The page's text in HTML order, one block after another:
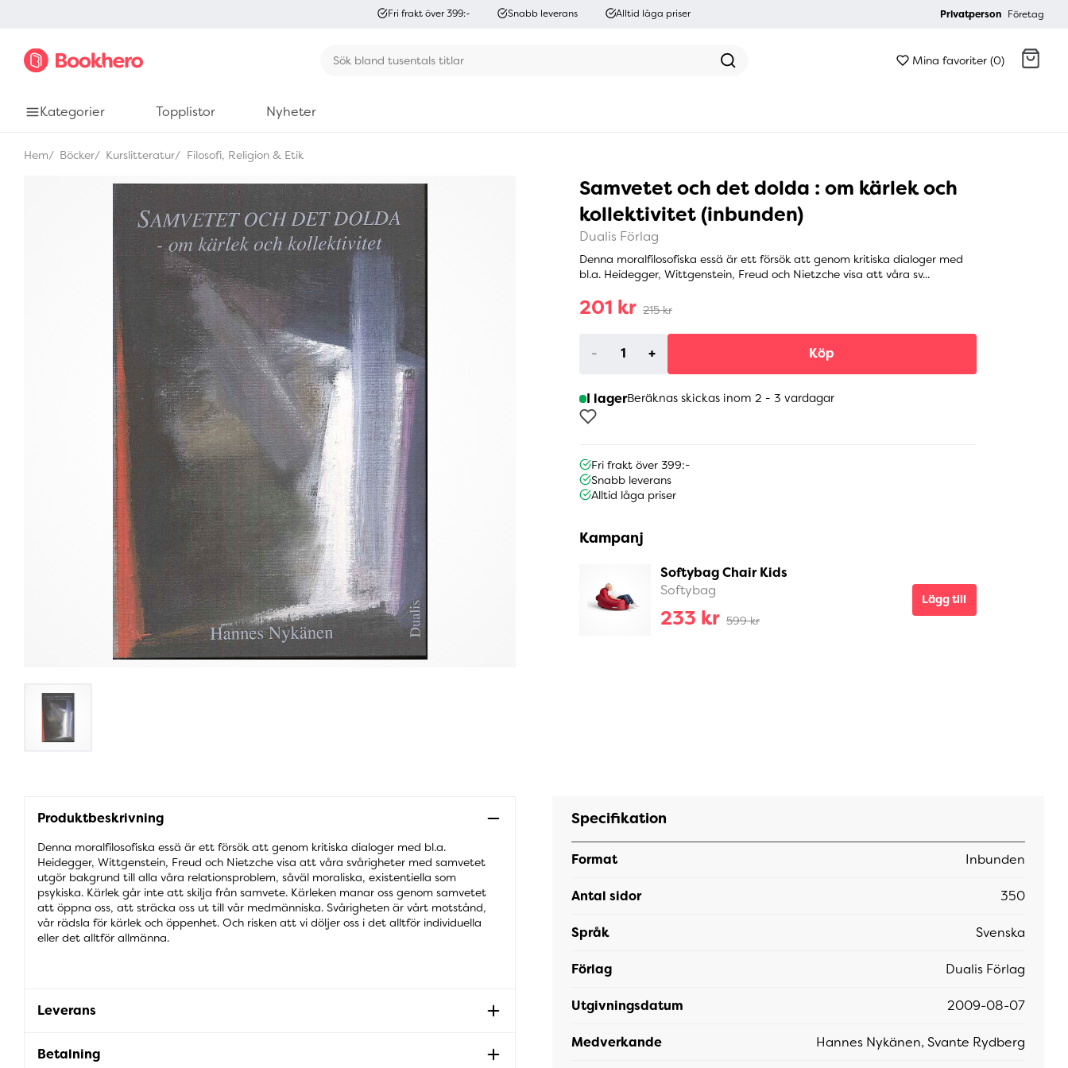
Fri frakt över 399:- Snabb leverans Alltid låga priser Privatperson Företag
Mina favoriter (0)
Kategorier Topplistor Nyheter
Hem Böcker Kurslitteratur Filosofi, Religion & Etik
Samvetet och det dolda : om kärlek och
kollektivitet (inbunden)
Dualis Förlag
Denna moralfilosofiska essä är ett försök att genom kritiska dialoger med
bl.a. Heidegger, Wittgenstein, Freud och Nietzche visa att våra sv...
201 kr 215 kr
- + Köp
I lagerBeräknas skickas inom 2 - 3 vardagar
Fri frakt över 399:-
Snabb leverans
Alltid låga priser
Kampanj
Softybag Chair Kids
Softybag
233 kr 599 kr
Lägg till
Produktbeskrivning
Denna moralfilosofiska essä är ett försök att genom kritiska dialoger med bl.a.
Heidegger, Wittgenstein, Freud och Nietzche visa att våra svårigheter med samvetet
utgör bakgrund till alla våra relationsproblem, såväl moraliska, existentiella som
psykiska. Kärlek går inte att skilja från samvete. Kärleken manar oss genom samvetet
att öppna oss, att sträcka oss ut till vår medmänniska. Svårigheten är vårt motstånd,
vår rädsla för kärlek och öppenhet. Och risken att vi döljer oss i det alltför individuella
eller det alltför allmänna.
Leverans
Betalning
Specifikation
Format Inbunden
Antal sidor 350
Språk Svenska
Förlag Dualis Förlag
Utgivningsdatum 2009-08-07
Medverkande Hannes Nykänen, Svante Rydberg